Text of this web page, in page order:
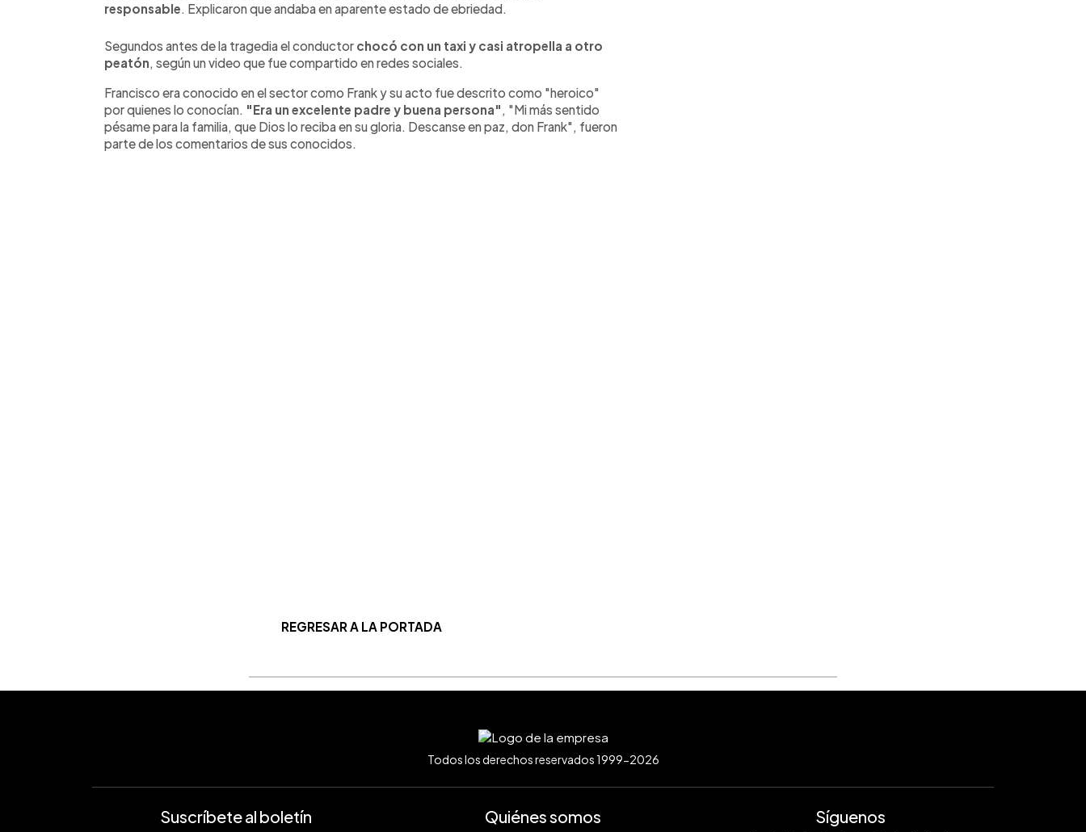
responsable. Explicaron que andaba en aparente estado de ebriedad.
Segundos antes de la tragedia el conductor chocó con un taxi y casi atropella a otro
peatón, según un video que fue compartido en redes sociales.
Francisco era conocido en el sector como Frank y su acto fue descrito como "heroico"
por quienes lo conocían. "Era un excelente padre y buena persona", "Mi más sentido
pésame para la familia, que Dios lo reciba en su gloria. Descanse en paz, don Frank", fueron
parte de los comentarios de sus conocidos.
REGRESAR A LA PORTADA
Todos los derechos reservados 1999-2026
Suscríbete al boletín Quiénes somos Síguenos